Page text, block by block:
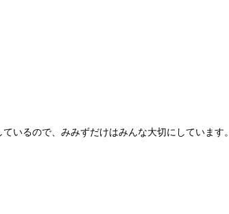
いるので、みみずだけはみんな大切にしています。